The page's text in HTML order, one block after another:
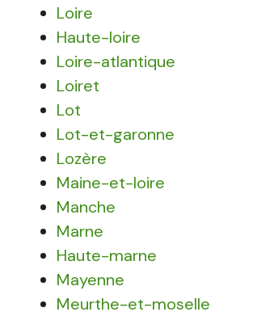
Loire
Haute-loire
Loire-atlantique
Loiret
Lot
Lot-et-garonne
Lozère
Maine-et-loire
Manche
Marne
Haute-marne
Mayenne
Meurthe-et-moselle